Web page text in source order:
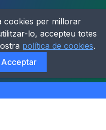
cookies per millorar
lo, accepteu totes
política de cookies.
Acceptar